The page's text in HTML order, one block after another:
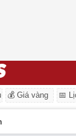
💰 Giá vàng 📅